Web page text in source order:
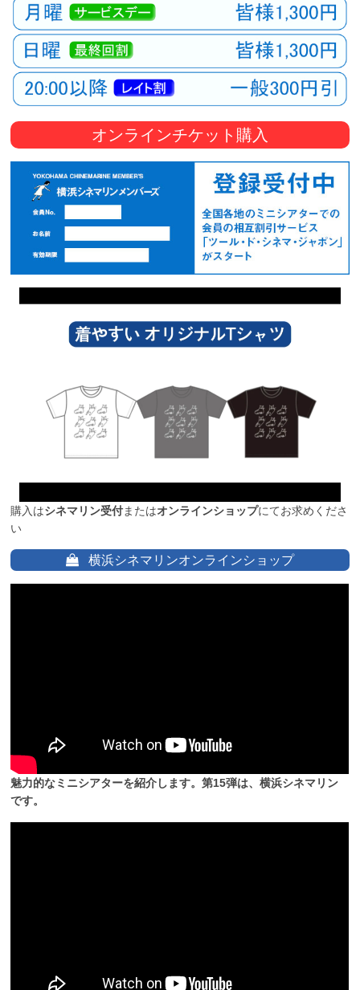
オンラインチケット購入
購入はシネマリン受付またはオンラインショップにてお求めくださ
い
横浜シネマリンオンラインショップ
魅力的なミニシアターを紹介します。第15弾は、横浜シネマリン
です。